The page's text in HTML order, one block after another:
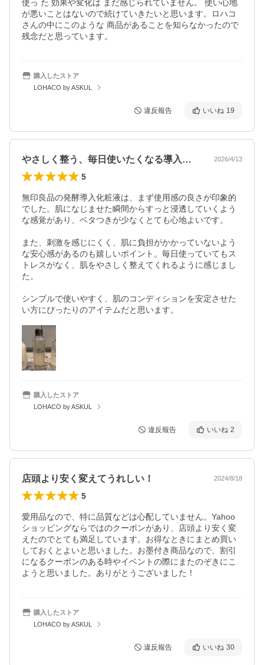
使っ た 効果や変化は まだ感じられていません。 使い心地
が悪いことはないので続けていきたいと思います。ロハコ
さんの中にこのような 商品があることを知らなかったので
残念だと思っています。
購入したストア
LOHACO by ASKUL
違反報告 いいね 19
やさしく整う、毎日使いたくなる導入化粧液 2026/4/13
5
無印良品の発酵導入化粧液は、まず使用感の良さが印象的
でした。肌になじませた瞬間からすっと浸透していくよう
な感覚があり、ベタつきが少なくとても心地よいです。
また、刺激を感じにくく、肌に負担がかかっていないよう
な安心感があるのも嬉しいポイント。毎日使っていてもス
トレスがなく、肌をやさしく整えてくれるように感じまし
た。
シンプルで使いやすく、肌のコンディションを安定させた
い方にぴったりのアイテムだと思います。
購入したストア
LOHACO by ASKUL
違反報告 いいね 2
店頭より安く変えてうれしい！ 2024/8/18
5
愛用品なので、特に品質などは心配していません。Yahoo
ショッピングならではのクーポンがあり、店頭より安く変
えたのでとても満足しています。お得なときにまとめ買い
しておくとよいと思いました。お墨付き商品なので、割引
になるクーポンのある時やイベントの際にまたのぞきにこ
ようと思いました。ありがとうございました！
購入したストア
LOHACO by ASKUL
違反報告 いいね 30